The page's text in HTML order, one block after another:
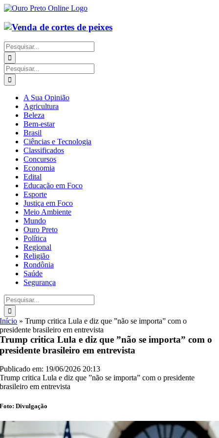
Ir
o
conteúdo
Buscar
resultados
para:
Buscar
resultados
para:
A Sua Opinião
Agricultura
Beleza
Bem-estar
Brasil
Ciências e Tecnologia
Classificados
Concursos
Economia
Edital
Educação em Foco
Esporte
Justiça em Foco
Meio Ambiente
Mundo
Ouro Preto
Política
Regional
Religião
Rondônia
Saúde
Segurança
Buscar
resultados
para:
Início »Trump critica Lula e diz que ”não se importa” com o
presidente brasileiro em entrevista
Trump critica Lula e diz que ”não se importa” com o
presidente brasileiro em entrevista
Publicado em: 19/06/2026 20:13
Trump critica Lula e diz que ”não se importa” com o presidente
brasileiro em entrevista
Foto: Divulgação